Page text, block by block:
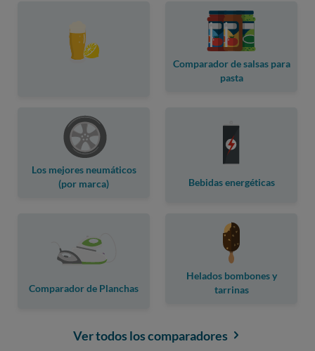
Comparador de salsas para
pasta
Los mejores neumáticos
(por marca)
Bebidas energéticas
Comparador de Planchas
Helados bombones y
tarrinas
Ver todos los comparadores